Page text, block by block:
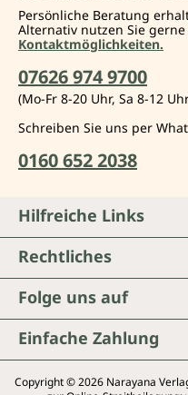
Persönliche Beratung
Alternativ nutzen Sie
Kontaktmöglichkeiten.
07626 974 9700
(Mo-Fr 8-20 Uhr, Sa 8-12
Schreiben Sie uns per
0160 652 2038
Folge uns auf
Einfache Zahlung
Hilfreiche Links
Rechtliches
Copyright © 2026 Narayana